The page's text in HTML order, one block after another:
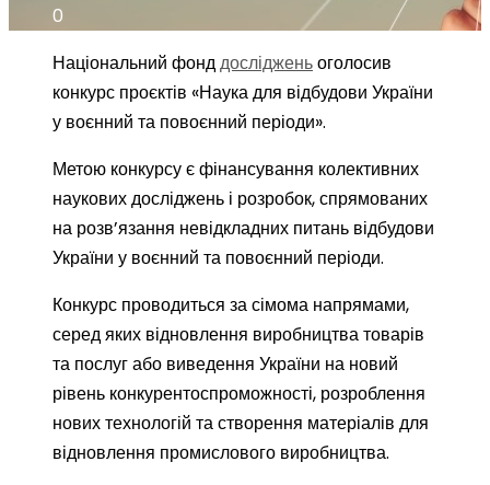
0
Національний фонддослідженьоголосив
конкурс проєктів «Наука для відбудови України
у воєнний та повоєнний періоди».
Метою конкурсу є фінансування колективних
наукових досліджень і розробок, спрямованих
на розв’язання невідкладних питань відбудови
України у воєнний та повоєнний періоди.
Конкурс проводиться за сімома напрямами,
серед яких відновлення виробництва товарів
та послуг або виведення України на новий
рівень конкурентоспроможності, розроблення
нових технологій та створення матеріалів для
відновлення промислового виробництва.